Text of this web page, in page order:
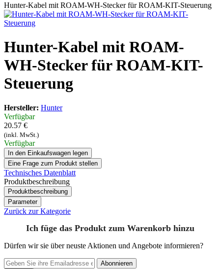
Hunter-Kabel mit ROAM-WH-Stecker für ROAM-KIT-Steuerung
Hunter-Kabel mit ROAM-
WH-Stecker für ROAM-KIT-
Steuerung
Hersteller: Hunter
Verfügbar
20.57 €
(inkl. MwSt.)
Verfügbar
In den Einkaufswagen legen
Eine Frage zum Produkt stellen
Technisches Datenblatt
Produktbeschreibung
Produktbeschreibung
Parameter
Zurück zur Kategorie
Ich füge das Produkt zum Warenkorb hinzu
Dürfen wir sie über neuste Aktionen und Angebote informieren?
Abonnieren